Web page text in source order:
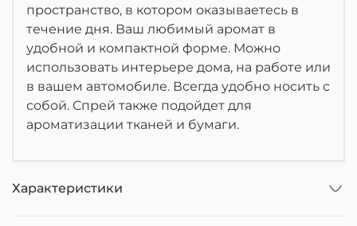
пространство, в котором оказываетесь в
течение дня. Ваш любимый аромат в
удобной и компактной форме. Можно
использовать интерьере дома, на работе или
в вашем автомобиле. Всегда удобно носить с
собой. Спрей также подойдет для
ароматизации тканей и бумаги.
Характеристики